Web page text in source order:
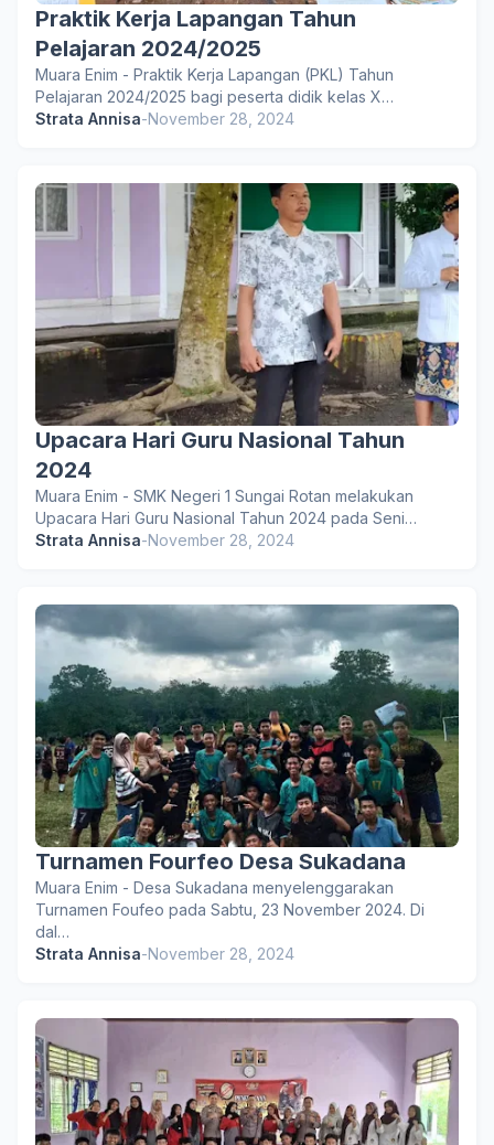
Praktik Kerja Lapangan Tahun
Pelajaran 2024/2025
Muara Enim - Praktik Kerja Lapangan (PKL) Tahun
Pelajaran 2024/2025 bagi peserta didik kelas X…
Strata Annisa-November 28, 2024
Upacara Hari Guru Nasional Tahun
2024
Muara Enim - SMK Negeri 1 Sungai Rotan melakukan
Upacara Hari Guru Nasional Tahun 2024 pada Seni…
Strata Annisa-November 28, 2024
Turnamen Fourfeo Desa Sukadana
Muara Enim - Desa Sukadana menyelenggarakan
Turnamen Foufeo pada Sabtu, 23 November 2024. Di
dal…
Strata Annisa-November 28, 2024